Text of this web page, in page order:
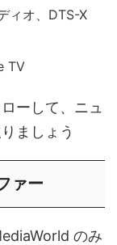
ィオ、DTS-X
TV
ーして、ニュ
ましょう
ァー
のみ